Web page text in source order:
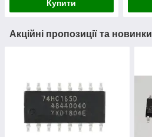
Купити
Акційні пропозиції та новинки